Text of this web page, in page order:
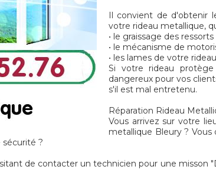
Il convient de d'obtenir
votre rideau metallique,
• le graissage des
• le mécanisme de
• les lames de votre
Si votre rideau
dangereux pour vos
s'il est mal entretenu.
Réparation Rideau
Vous arrivez sur votre
metallique Bleury ?
?
de contacter un technicien pour une misson